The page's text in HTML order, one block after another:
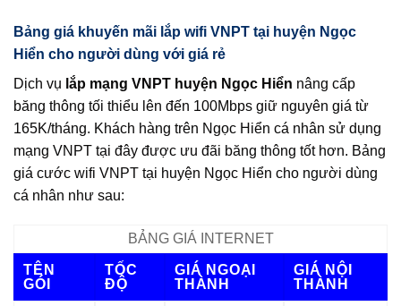
Bảng giá khuyến mãi lắp wifi VNPT tại huyện Ngọc
Hiển cho người dùng với giá rẻ
Dịch vụ lắp mạng VNPT huyện Ngọc Hiển nâng cấp
băng thông tối thiểu lên đến 100Mbps giữ nguyên giá từ
165K/tháng. Khách hàng trên Ngọc Hiển cá nhân sử dụng
mạng VNPT tại đây được ưu đãi băng thông tốt hơn. Bảng
giá cước wifi VNPT tại huyện Ngọc Hiển cho người dùng
cá nhân như sau:
BẢNG GIÁ INTERNET
TÊN
GÓI
TỐC
ĐỘ
GIÁ NGOẠI
THÀNH
GIÁ NỘI
THÀNH